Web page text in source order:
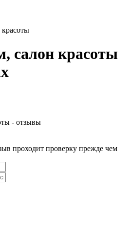
салон красоты
- отзывы
проходит проверку прежде чем